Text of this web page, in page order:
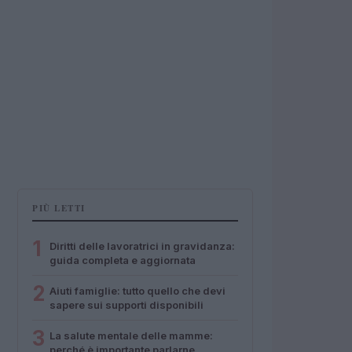
PIÙ LETTI
1
Diritti delle lavoratrici in gravidanza:
guida completa e aggiornata
2 Aiuti famiglie: tutto quello che devi
sapere sui supporti disponibili
3 La salute mentale delle mamme: